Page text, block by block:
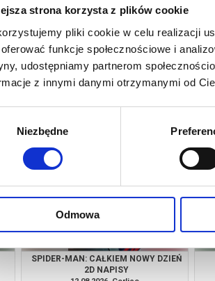
strona korzysta z plików cookie
pliki cookie w celu realizacji
funkcje społecznościowe i
udostępniamy partnerom
z innymi danymi otrzymanymi od
Niezbędne
Odmowa
SPIDER-MAN: CAŁKIEM NOWY DZIEŃ
kup bilet
SPIDER-MAN: CAŁKIEM NOWY DZIEŃ
2D NAPISY